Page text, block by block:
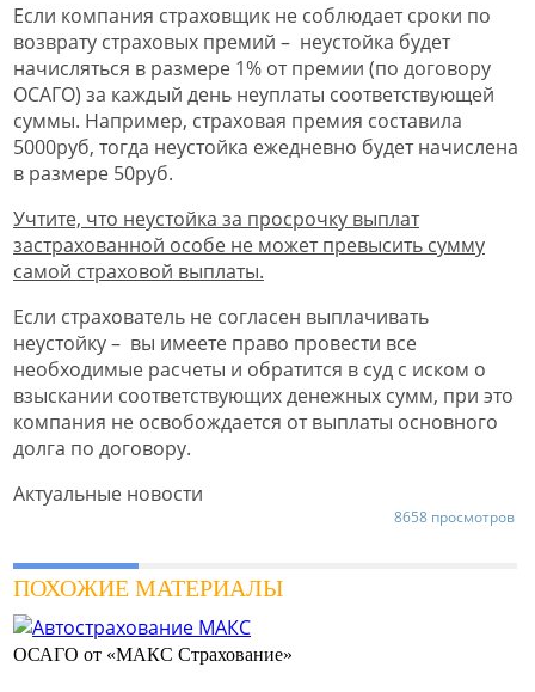
Если компания страховщик не соблюдает сроки по
возврату страховых премий – неустойка будет
начисляться в размере 1% от премии (по договору
ОСАГО) за каждый день неуплаты соответствующей
суммы. Например, страховая премия составила
5000руб, тогда неустойка ежедневно будет начислена
в размере 50руб.
Учтите, что неустойка за просрочку выплат
застрахованной особе не может превысить сумму
самой страховой выплаты.
Если страхователь не согласен выплачивать
неустойку – вы имеете право провести все
необходимые расчеты и обратится в суд с иском о
взыскании соответствующих денежных сумм, при это
компания не освобождается от выплаты основного
долга по договору.
Актуальные новости
8658 просмотров
ПОХОЖИЕ МАТЕРИАЛЫ
ОСАГО от «МАКС Страхование»